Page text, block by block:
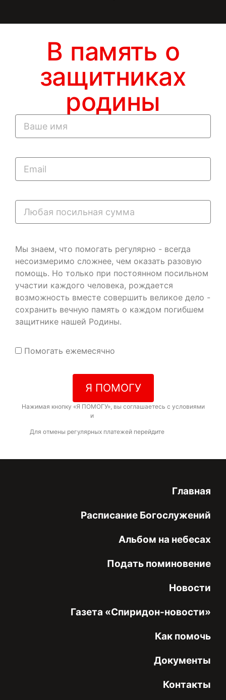
В память о
защитниках
родины
Мы знаем, что помогать регулярно - всегда
несоизмеримо сложнее, чем оказать разовую
помощь. Но только при постоянном посильном
участии каждого человека, рождается
возможность вместе совершить великое дело -
сохранить вечную память о каждом погибшем
защитнике нашей Родины.
Помогать ежемесячно
Я ПОМОГУ
Нажимая кнопку «Я ПОМОГУ», вы соглашаетесь с условиями
и
Для отмены регулярных платежей перейдите
Главная
Расписание Богослужений
Альбом на небесах
Подать поминовение
Новости
Газета «Спиридон-новости»
Как помочь
Документы
Контакты